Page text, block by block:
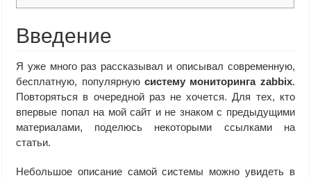
Введение
Я уже много раз рассказывал и описывал современную,
бесплатную, популярную систему мониторинга zabbix.
Повторяться в очередной раз не хочется. Для тех, кто
впервые попал на мой сайт и не знаком с предыдущими
материалами, поделюсь некоторыми ссылками на
статьи.
Небольшое описание самой системы можно увидеть в